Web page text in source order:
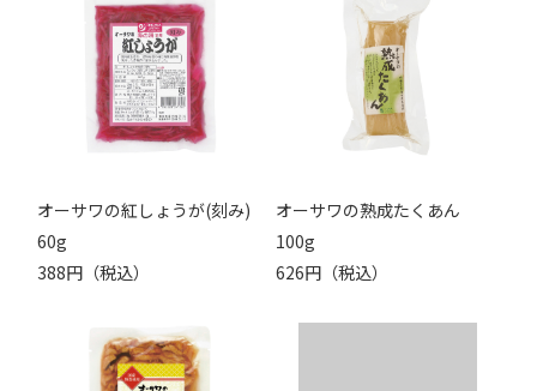
オーサワの紅しょうが(刻み)
60g
388円（税込）
オーサワの熟成たくあん
100g
626円（税込）